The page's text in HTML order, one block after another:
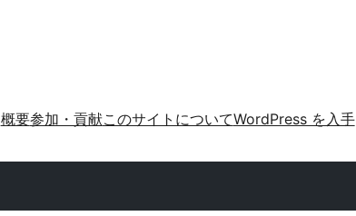
概要参加・貢献このサイトについてWordPress を入手